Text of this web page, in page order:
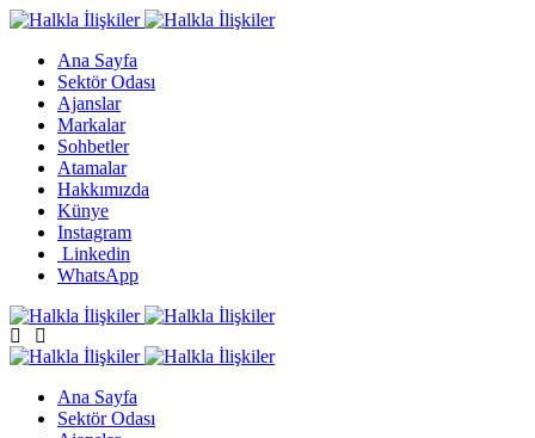
Ana Sayfa
Sektör Odası
Ajanslar
Markalar
Sohbetler
Atamalar
Hakkımızda
Künye
Instagram
Linkedin
WhatsApp
Ana Sayfa
Sektör Odası